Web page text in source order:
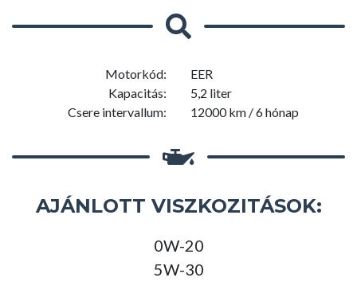
Motorkód:
EER
Kapacitás:
5,2 liter
Csere intervallum:
12000 km / 6 hónap
AJÁNLOTT VISZKOZITÁSOK:
0W-20
5W-30